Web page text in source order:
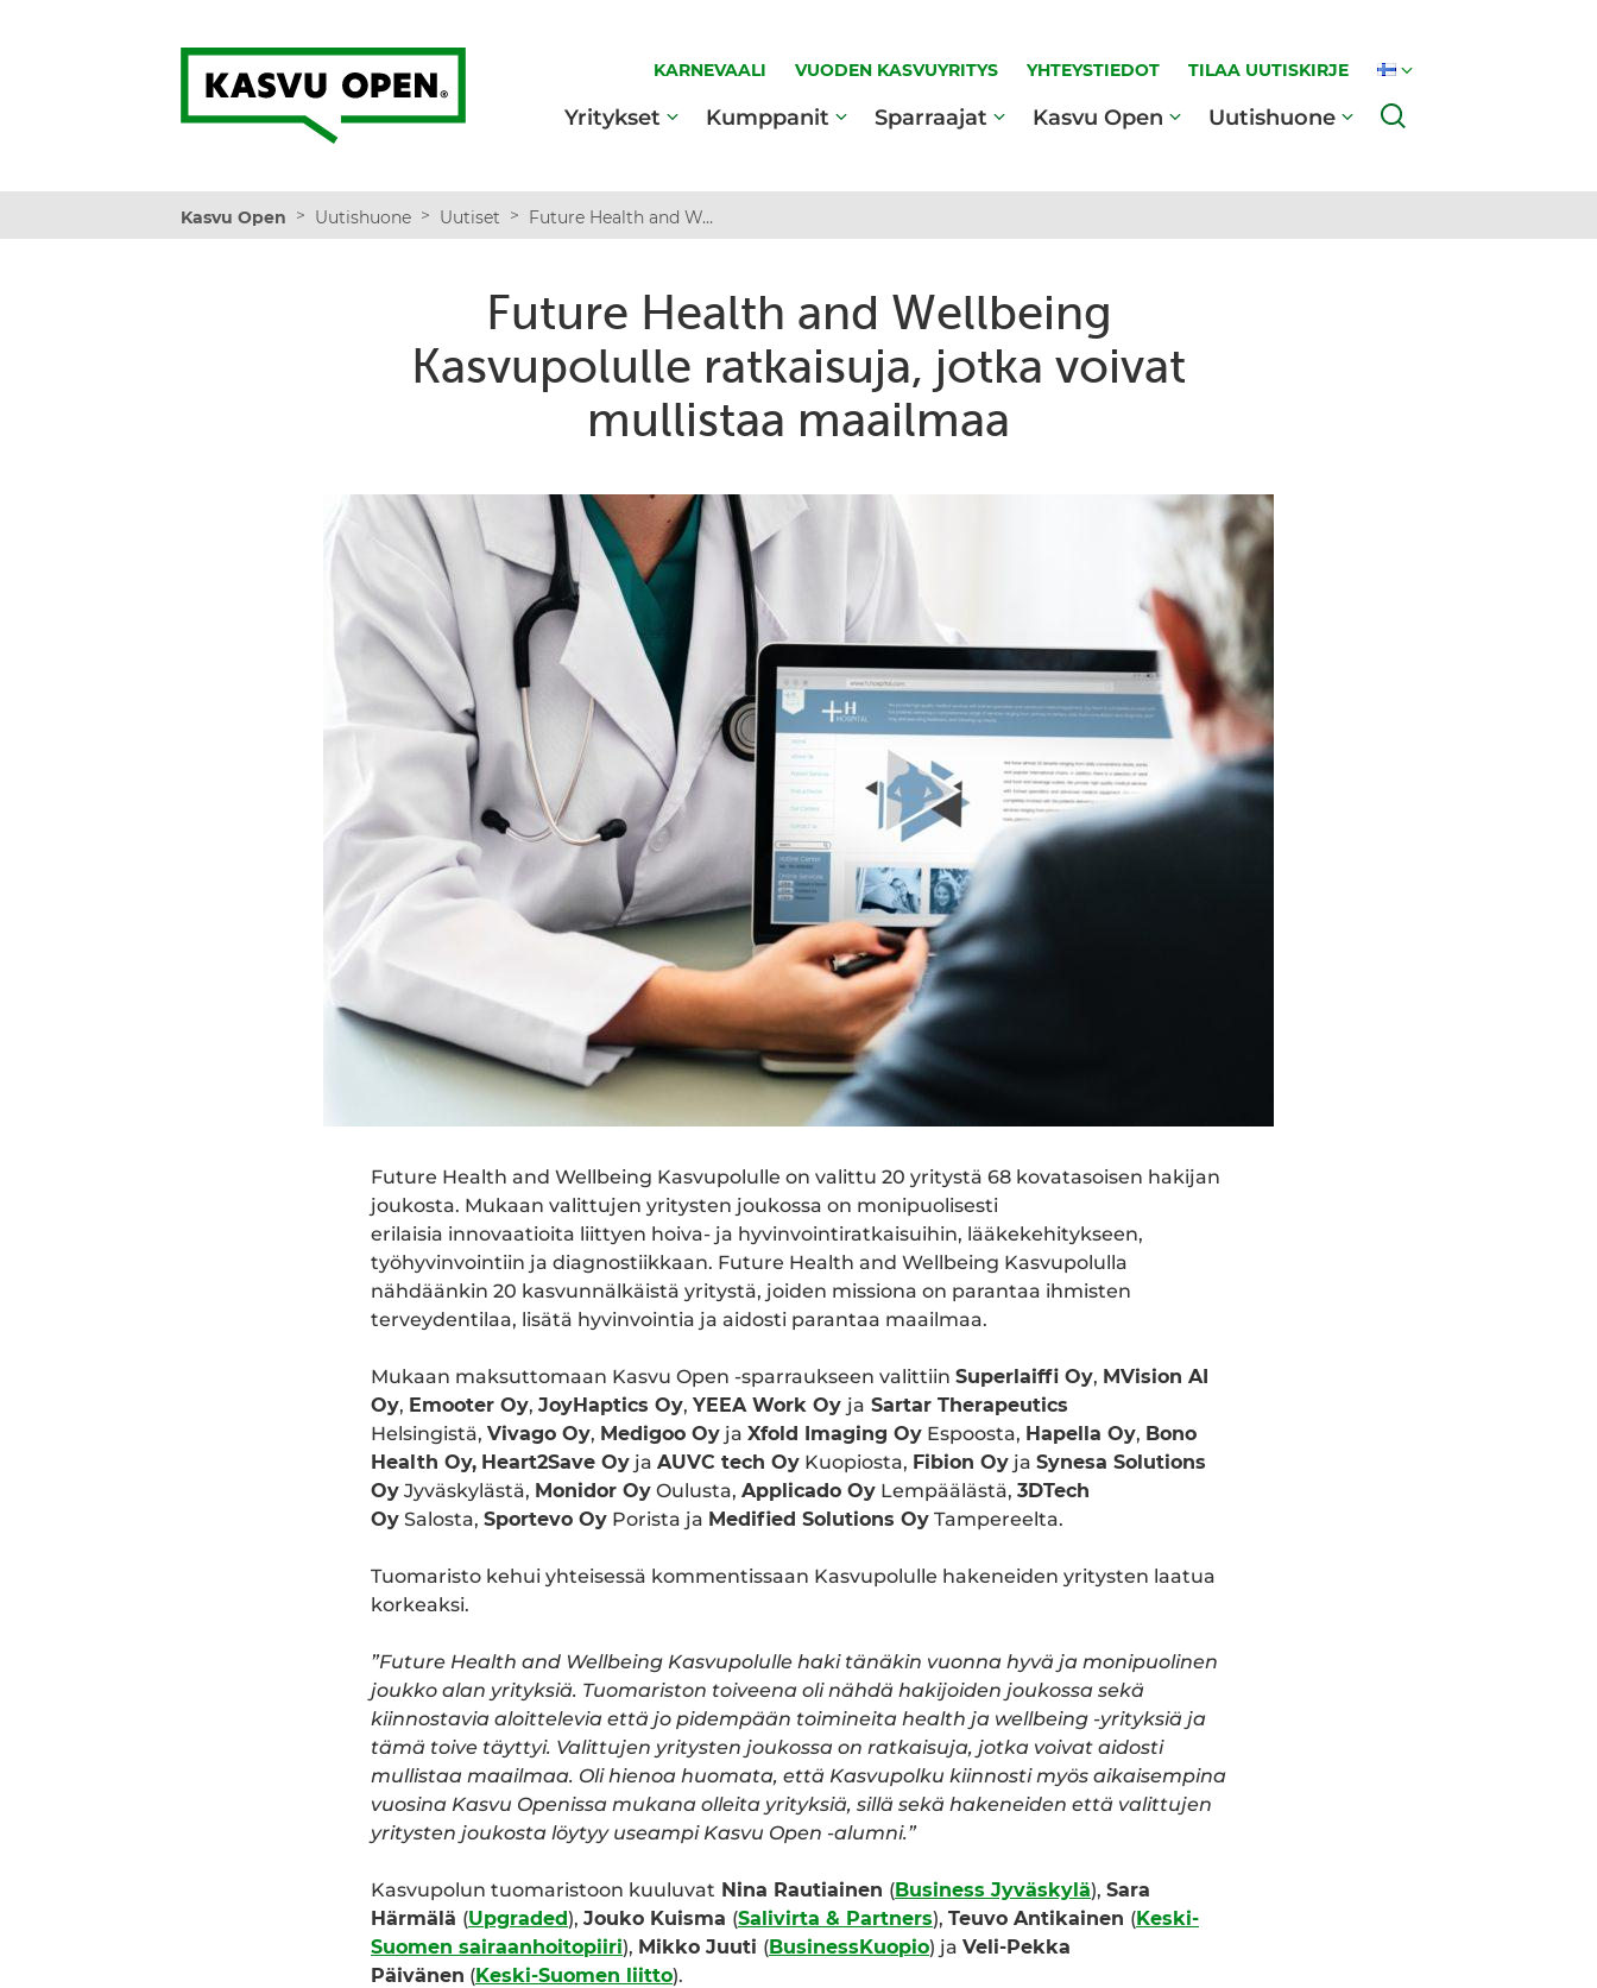
Kasvu Open
KARNEVAALI VUODEN KASVUYRITYS YHTEYSTIEDOT TILAA UUTISKIRJE
Yritykset Kumppanit Sparraajat Kasvu Open Uutishuone
Kasvu Open > Uutishuone > Uutiset > Future Health and Wellbeing Kasvupolulle ratkaisuja, jotka voivat mullistaa maailmaa
Future Health and Wellbeing
Kasvupolulle ratkaisuja, jotka voivat
mullistaa maailmaa
Future Health and Wellbeing Kasvupolulle on valittu 20 yritystä 68 kovatasoisen hakijan
joukosta. Mukaan valittujen yritysten joukossa on monipuolisesti
erilaisia innovaatioita liittyen hoiva- ja hyvinvointiratkaisuihin, lääkekehitykseen,
työhyvinvointiin ja diagnostiikkaan. Future Health and Wellbeing Kasvupolulla
nähdäänkin 20 kasvunnälkäistä yritystä, joiden missiona on parantaa ihmisten
terveydentilaa, lisätä hyvinvointia ja aidosti parantaa maailmaa.
Mukaan maksuttomaan Kasvu Open -sparraukseen valittiin Superlaiffi Oy, MVision AI
Oy, Emooter Oy, JoyHaptics Oy, YEEA Work Oy ja Sartar Therapeutics
Helsingistä, Vivago Oy, Medigoo Oy ja Xfold Imaging Oy Espoosta, Hapella Oy, Bono
Health Oy, Heart2Save Oy ja AUVC tech Oy Kuopiosta, Fibion Oy ja Synesa Solutions
Oy Jyväskylästä, Monidor Oy Oulusta, Applicado Oy Lempäälästä, 3DTech
Oy Salosta, Sportevo Oy Porista ja Medified Solutions Oy Tampereelta.
Tuomaristo kehui yhteisessä kommentissaan Kasvupolulle hakeneiden yritysten laatua
korkeaksi.
”Future Health and Wellbeing Kasvupolulle haki tänäkin vuonna hyvä ja monipuolinen
joukko alan yrityksiä. Tuomariston toiveena oli nähdä hakijoiden joukossa sekä
kiinnostavia aloittelevia että jo pidempään toimineita health ja wellbeing -yrityksiä ja
tämä toive täyttyi. Valittujen yritysten joukossa on ratkaisuja, jotka voivat aidosti
mullistaa maailmaa. Oli hienoa huomata, että Kasvupolku kiinnosti myös aikaisempina
vuosina Kasvu Openissa mukana olleita yrityksiä, sillä sekä hakeneiden että valittujen
yritysten joukosta löytyy useampi Kasvu Open -alumni.”
Kasvupolun tuomaristoon kuuluvat Nina Rautiainen (Business Jyväskylä), Sara
Härmälä (Upgraded), Jouko Kuisma (Salivirta & Partners), Teuvo Antikainen (Keski-
Suomen sairaanhoitopiiri), Mikko Juuti (BusinessKuopio) ja Veli-Pekka
Päivänen (Keski-Suomen liitto).